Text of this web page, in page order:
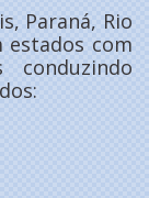
Paraná, Rio
estados com